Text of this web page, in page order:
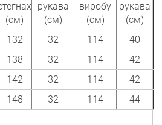
(см)
рукава
(см)
виробу
(см)
рукава
(см)
132 32 114
40
138 32 114
42
142 32 114
42
148 32 114 44